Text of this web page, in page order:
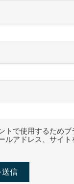
トで使用するためブ
ルアドレス、サイト